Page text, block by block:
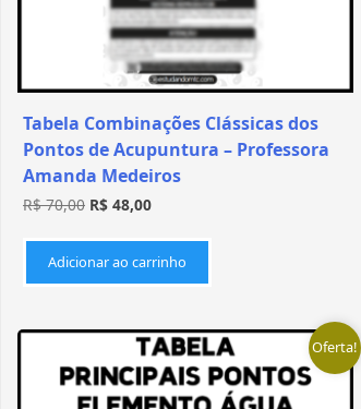
Tabela Combinações Clássicas dos
Pontos de Acupuntura – Professora
Amanda Medeiros
R$70,00 R$ 48,00
Adicionar ao carrinho
Oferta!